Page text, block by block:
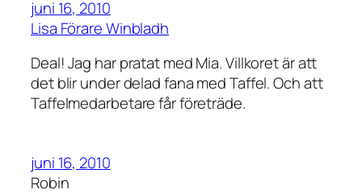
juni 16, 2010
Lisa Förare Winbladh
Deal! Jag har pratat med Mia. Villkoret är att
det blir under delad fana med Taffel. Och att
Taffelmedarbetare får företräde.
juni 16, 2010
Robin